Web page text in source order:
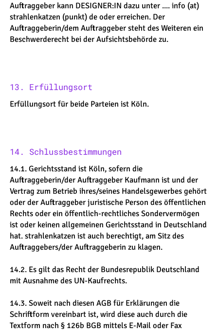
Auftraggeber kann DESIGNER:IN dazu unter .... info (at)
strahlenkatzen (punkt) de oder erreichen. Der
Auftraggeberin/dem Auftraggeber steht des Weiteren ein
Beschwerderecht bei der Aufsichtsbehörde zu.
13. Erfüllungsort
Erfüllungsort für beide Parteien ist Köln.
14. Schlussbestimmungen
14.1. Gerichtsstand ist Köln, sofern die
Auftraggeberin/der Auftraggeber Kaufmann ist und der
Vertrag zum Betrieb ihres/seines Handelsgewerbes gehört
oder der Auftraggeber juristische Person des öffentlichen
Rechts oder ein öffentlich-rechtliches Sondervermögen
ist oder keinen allgemeinen Gerichtsstand in Deutschland
hat. strahlenkatzen ist auch berechtigt, am Sitz des
Auftraggebers/der Auftraggeberin zu klagen.
14.2. Es gilt das Recht der Bundesrepublik Deutschland
mit Ausnahme des UN-Kaufrechts.
14.3. Soweit nach diesen AGB für Erklärungen die
Schriftform vereinbart ist, wird diese auch durch die
Textform nach § 126b BGB mittels E-Mail oder Fax